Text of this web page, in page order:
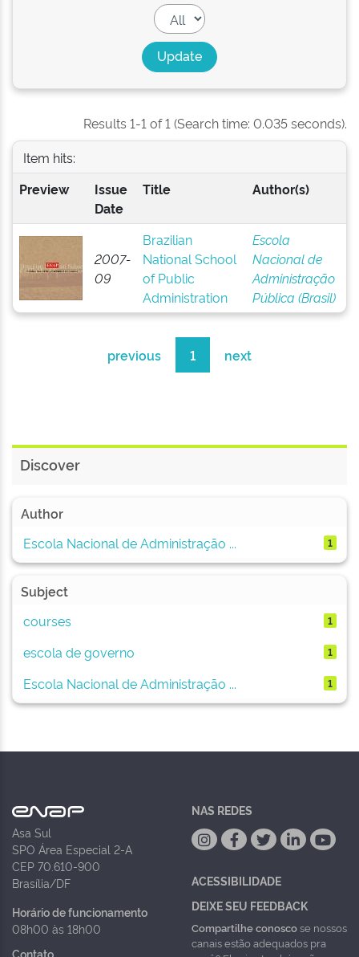
Results 1-1 of 1 (Search time: 0.035 seconds).
Item hits:
Preview
Issue
Date
Title Author(s)
2007-
09
Brazilian
National School
of Public
Administration
Escola
Nacional de
Administração
Pública (Brasil)
previous 1 next
Discover
Author
Escola Nacional de Administração ...
1
Subject
courses
1
escola de governo 1
Escola Nacional de Administração ... 1
Asa Sul
SPO Área Especial 2-A
CEP 70.610-900
Brasília/DF
Horário de funcionamento
08h00 às 18h00
Contato
NAS REDES
ACESSIBILIDADE
DEIXE SEU FEEDBACK
Compartilhe conoscose nossos
canais estão adequados pra